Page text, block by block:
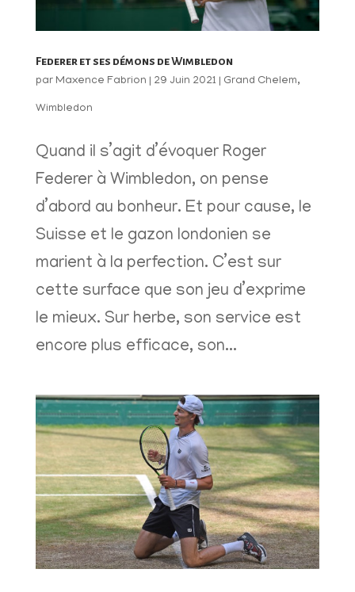
Federer et ses démons de Wimbledon
par Maxence Fabrion | 29 Juin 2021 | Grand Chelem,
Wimbledon
Quand il s’agit d’évoquer Roger
Federer à Wimbledon, on pense
d’abord au bonheur. Et pour cause, le
Suisse et le gazon londonien se
marient à la perfection. C’est sur
cette surface que son jeu d’exprime
le mieux. Sur herbe, son service est
encore plus efficace, son...